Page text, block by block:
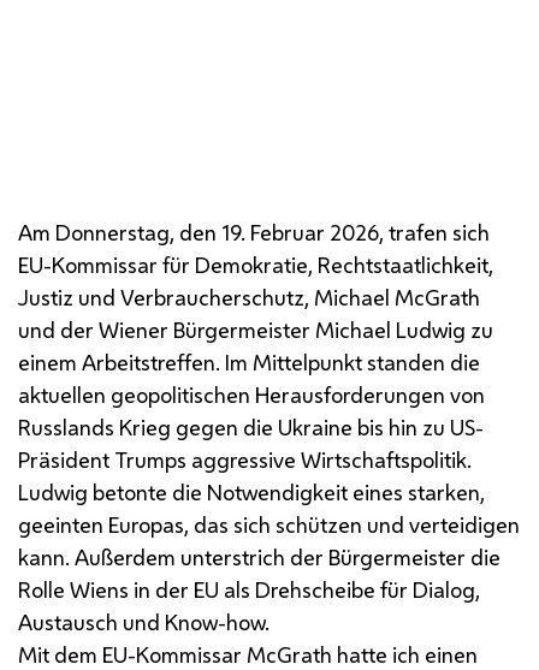
Am Donnerstag, den 19. Februar 2026, trafen sich
EU-Kommissar für Demokratie, Rechtstaatlichkeit,
Justiz und Verbraucherschutz, Michael McGrath
und der Wiener Bürgermeister Michael Ludwig zu
einem Arbeitstreffen. Im Mittelpunkt standen die
aktuellen geopolitischen Herausforderungen von
Russlands Krieg gegen die Ukraine bis hin zu US-
Präsident Trumps aggressive Wirtschaftspolitik.
Ludwig betonte die Notwendigkeit eines starken,
geeinten Europas, das sich schützen und verteidigen
kann. Außerdem unterstrich der Bürgermeister die
Rolle Wiens in der EU als Drehscheibe für Dialog,
Austausch und Know-how.
Mit dem EU-Kommissar McGrath hatte ich einen